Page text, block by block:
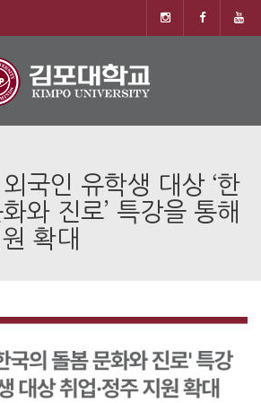
국인 유학생 대상 ‘한
와 진로’ 특강을 통해
확대